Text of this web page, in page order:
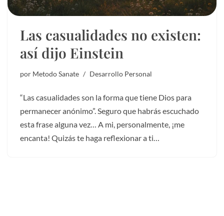
Las casualidades no existen:
así dijo Einstein
por Metodo Sanate Desarrollo Personal
“Las casualidades son la forma que tiene Dios para
permanecer anónimo”. Seguro que habrás escuchado
esta frase alguna vez… A mi, personalmente, ¡me
encanta! Quizás te haga reflexionar a ti…